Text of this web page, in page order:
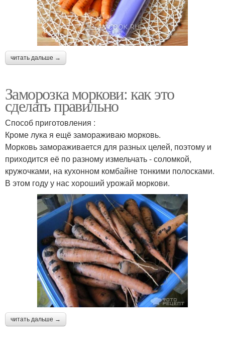
читать дальше →
Заморозка моркови: как это
сделать правильно
Способ приготовления :
Кроме лука я ещё замораживаю морковь.
Морковь замораживается для разных целей, поэтому и
приходится её по разному измельчать - соломкой,
кружочками, на кухонном комбайне тонкими полосками.
В этом году у нас хороший урожай моркови.
читать дальше →